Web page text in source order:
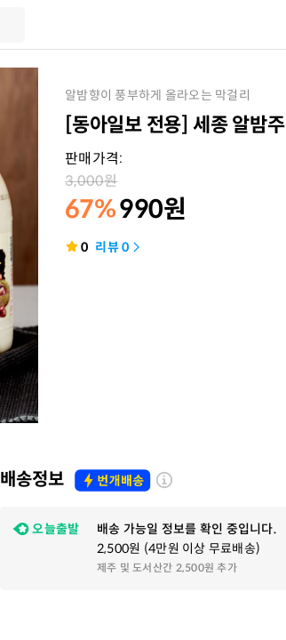
알밤향이 풍부하게 올라오는 막걸리
[동아일보 전용] 세종 알밤주
판매가격:
3,000원
67%990원
0 리뷰0
배송정보
오늘출발
배송 가능일 정보를 확인 중입니다.
2,500원 (4만원 이상 무료배송)
제주 및 도서산간 2,500원 추가